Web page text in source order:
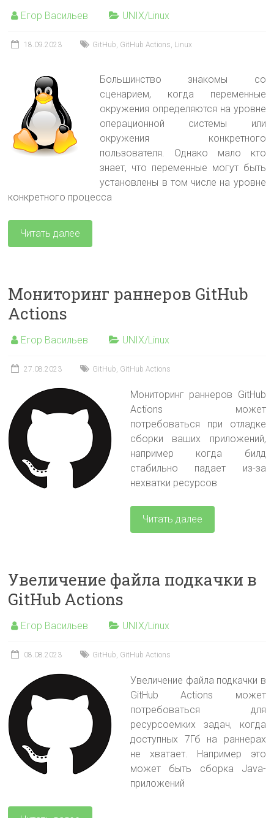
Егор Васильев UNIX/Linux
18.09.2023 GitHub, GitHub Actions, Linux
Большинство знакомы со
сценарием, когда переменные
окружения определяются на уровне
операционной системы или
окружения конкретного
пользователя. Однако мало кто
знает, что переменные могут быть
установлены в том числе на уровне
конкретного процесса
Читать далее
Мониторинг раннеров GitHub
Actions
Егор Васильев UNIX/Linux
27.08.2023 GitHub, GitHub Actions
Мониторинг раннеров GitHub
Actions может
потребоваться при отладке
сборки ваших приложений,
например когда билд
стабильно падает из-за
нехватки ресурсов
Читать далее
Увеличение файла подкачки в
GitHub Actions
Егор Васильев UNIX/Linux
08.08.2023 GitHub, GitHub Actions
Увеличение файла подкачки в
GitHub Actions может
потребоваться для
ресурсоемких задач, когда
доступных 7Гб на раннерах
не хватает. Например это
может быть сборка Java-
приложений